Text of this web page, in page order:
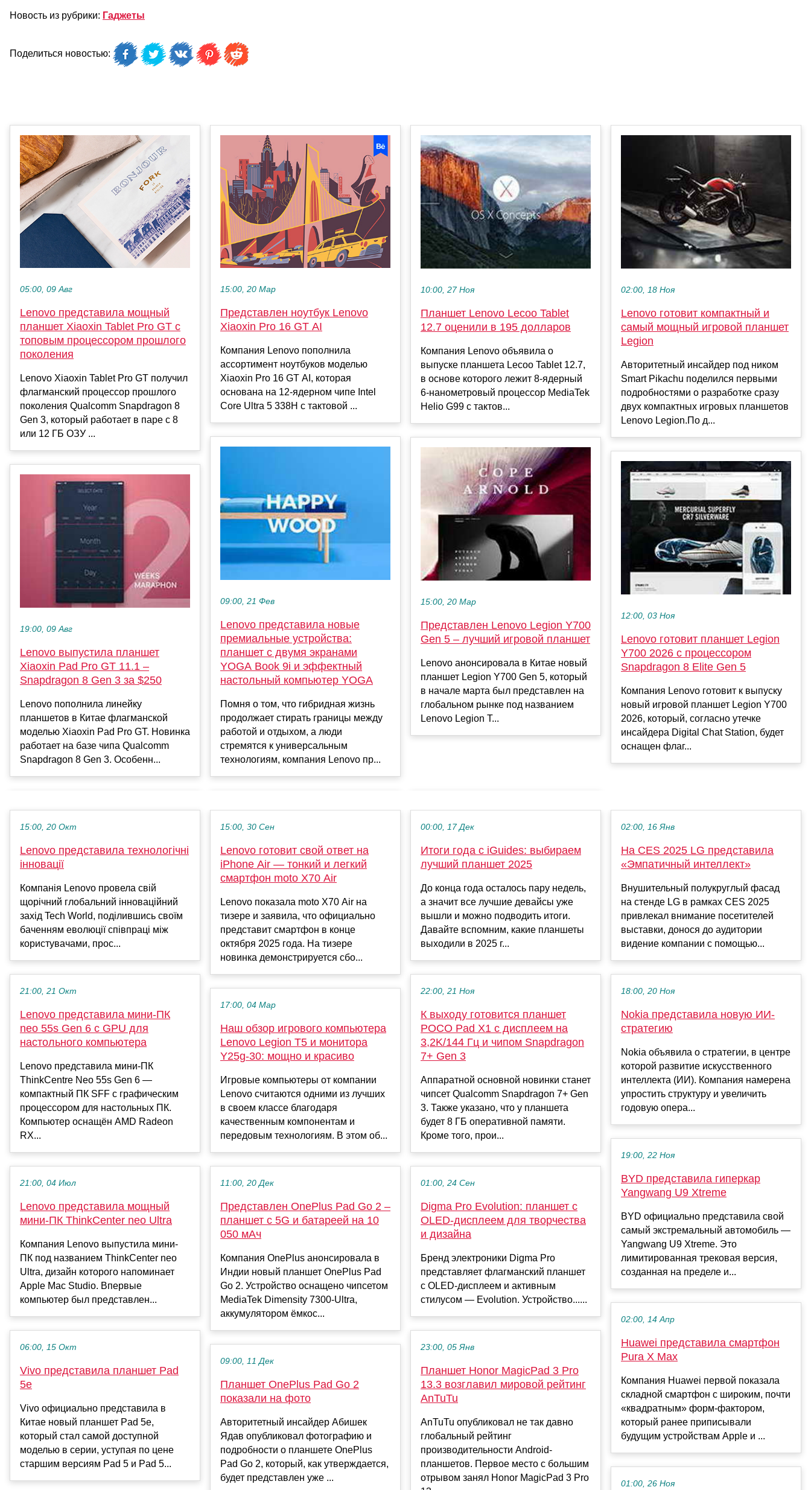
Новость из рубрики: Гаджеты
Поделиться новостью:
05:00, 09 Авг
Lenovo представила мощный
планшет Xiaoxin Tablet Pro GT с
топовым процессором прошлого
поколения
Lenovo Xiaoxin Tablet Pro GT получил
флагманский процессор прошлого
поколения Qualcomm Snapdragon 8
Gen 3, который работает в паре с 8
или 12 ГБ ОЗУ ...
19:00, 09 Авг
Lenovo выпустила планшет
Xiaoxin Pad Pro GT 11.1 –
Snapdragon 8 Gen 3 за $250
Lenovo пополнила линейку
планшетов в Китае флагманской
моделью Xiaoxin Pad Pro GT. Новинка
работает на базе чипа Qualcomm
Snapdragon 8 Gen 3. Особенн...
15:00, 20 Мар
Представлен ноутбук Lenovo
Xiaoxin Pro 16 GT AI
Компания Lenovo пополнила
ассортимент ноутбуков моделью
Xiaoxin Pro 16 GT AI, которая
основана на 12-ядерном чипе Intel
Core Ultra 5 338H с тактовой ...
09:00, 21 Фев
Lenovo представила новые
премиальные устройства:
планшет с двумя экранами
YOGA Book 9i и эффектный
настольный компьютер YOGA
Помня о том, что гибридная жизнь
продолжает стирать границы между
работой и отдыхом, а люди
стремятся к универсальным
технологиям, компания Lenovo пр...
10:00, 27 Ноя
Планшет Lenovo Lecoo Tablet
12.7 оценили в 195 долларов
Компания Lenovo объявила о
выпуске планшета Lecoo Tablet 12.7,
в основе которого лежит 8-ядерный
6-нанометровый процессор MediaTek
Helio G99 с тактов...
15:00, 20 Мар
Представлен Lenovo Legion Y700
Gen 5 – лучший игровой планшет
Lenovo анонсировала в Китае новый
планшет Legion Y700 Gen 5, который
в начале марта был представлен на
глобальном рынке под названием
Lenovo Legion T...
02:00, 18 Ноя
Lenovo готовит компактный и
самый мощный игровой планшет
Legion
Авторитетный инсайдер под ником
Smart Pikachu поделился первыми
подробностями о разработке сразу
двух компактных игровых планшетов
Lenovo Legion.По д...
12:00, 03 Ноя
Lenovo готовит планшет Legion
Y700 2026 с процессором
Snapdragon 8 Elite Gen 5
Компания Lenovo готовит к выпуску
новый игровой планшет Legion Y700
2026, который, согласно утечке
инсайдера Digital Chat Station, будет
оснащен флаг...
15:00, 20 Окт
Lenovo представила технологічні
інновації
Компанія Lenovo провела свій
щорічний глобальний інноваційний
захід Tech World, поділившись своїм
баченням еволюції співпраці між
користувачами, прос...
21:00, 21 Окт
Lenovo представила мини-ПК
neo 55s Gen 6 с GPU для
настольного компьютера
Lenovo представила мини-ПК
ThinkCentre Neo 55s Gen 6 —
компактный ПК SFF с графическим
процессором для настольных ПК.
Компьютер оснащён AMD Radeon
RX...
21:00, 04 Июл
Lenovo представила мощный
мини-ПК ThinkCenter neo Ultra
Компания Lenovo выпустила мини-
ПК под названием ThinkCenter neo
Ultra, дизайн которого напоминает
Apple Mac Studio. Впервые
компьютер был представлен...
06:00, 15 Окт
Vivo представила планшет Pad
5e
Vivo официально представила в
Китае новый планшет Pad 5e,
который стал самой доступной
моделью в серии, уступая по цене
старшим версиям Pad 5 и Pad 5...
15:00, 30 Сен
Lenovo готовит свой ответ на
iPhone Air — тонкий и легкий
смартфон moto X70 Air
Lenovo показала moto X70 Air на
тизере и заявила, что официально
представит смартфон в конце
октября 2025 года. На тизере
новинка демонстрируется сбо...
17:00, 04 Мар
Наш обзор игрового компьютера
Lenovo Legion T5 и монитора
Y25g-30: мощно и красиво
Игровые компьютеры от компании
Lenovo считаются одними из лучших
в своем классе благодаря
качественным компонентам и
передовым технологиям. В этом об...
11:00, 20 Дек
Представлен OnePlus Pad Go 2 –
планшет с 5G и батареей на 10
050 мАч
Компания OnePlus анонсировала в
Индии новый планшет OnePlus Pad
Go 2. Устройство оснащено чипсетом
MediaTek Dimensity 7300-Ultra,
аккумулятором ёмкос...
09:00, 11 Дек
Планшет OnePlus Pad Go 2
показали на фото
Авторитетный инсайдер Абишек
Ядав опубликовал фотографию и
подробности о планшете OnePlus
Pad Go 2, который, как утверждается,
будет представлен уже ...
00:00, 17 Дек
Итоги года с iGuides: выбираем
лучший планшет 2025
До конца года осталось пару недель,
а значит все лучшие девайсы уже
вышли и можно подводить итоги.
Давайте вспомним, какие планшеты
выходили в 2025 г...
22:00, 21 Ноя
К выходу готовится планшет
POCO Pad X1 с дисплеем на
3,2K/144 Гц и чипом Snapdragon
7+ Gen 3
Аппаратной основной новинки станет
чипсет Qualcomm Snapdragon 7+ Gen
3. Также указано, что у планшета
будет 8 ГБ оперативной памяти.
Кроме того, прои...
01:00, 24 Сен
Digma Pro Evolution: планшет с
OLED-дисплеем для творчества
и дизайна
Бренд электроники Digma Pro
представляет флагманский планшет
c OLED-дисплеем и активным
стилусом — Evolution. Устройство......
23:00, 05 Янв
Планшет Honor MagicPad 3 Pro
13.3 возглавил мировой рейтинг
AnTuTu
AnTuTu опубликовал не так давно
глобальный рейтинг
производительности Android-
планшетов. Первое место с большим
отрывом занял Honor MagicPad 3 Pro
02:00, 16 Янв
На CES 2025 LG представила
«Эмпатичный интеллект»
Внушительный полукруглый фасад
на стенде LG в рамках CES 2025
привлекал внимание посетителей
выставки, донося до аудитории
видение компании с помощью...
18:00, 20 Ноя
Nokia представила новую ИИ-
стратегию
Nokia объявила о стратегии, в центре
которой развитие искусственного
интеллекта (ИИ). Компания намерена
упростить структуру и увеличить
годовую опера...
19:00, 22 Ноя
BYD представила гиперкар
Yangwang U9 Xtreme
BYD официально представила свой
самый экстремальный автомобиль —
Yangwang U9 Xtreme. Это
лимитированная трековая версия,
созданная на пределе и...
02:00, 14 Апр
Huawei представила смартфон
Pura X Max
Компания Huawei первой показала
складной смартфон с широким, почти
«квадратным» форм-фактором,
который ранее приписывали
будущим устройствам Apple и ...
01:00, 26 Ноя